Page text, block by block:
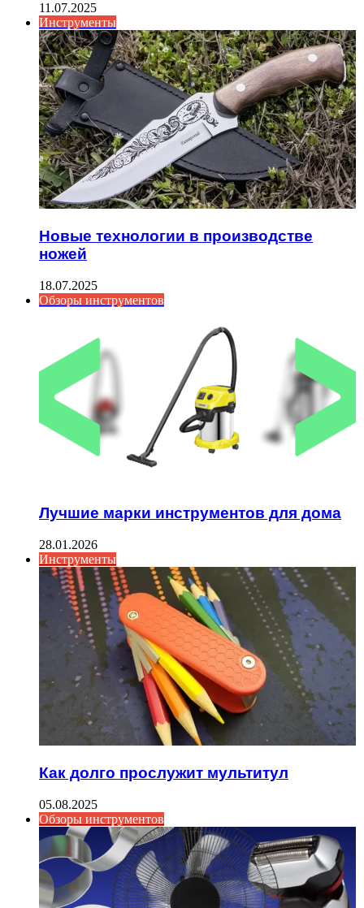
11.07.2025
Инструменты
Новые технологии в производстве
ножей
18.07.2025
Обзоры инструментов
Лучшие марки инструментов для дома
28.01.2026
Инструменты
Как долго прослужит мультитул
05.08.2025
Обзоры инструментов